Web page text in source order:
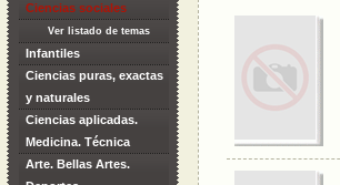
Ciencias sociales
Ver listado de temas
Infantiles
Ciencias puras, exactas
y naturales
Ciencias aplicadas.
Medicina. Técnica
Arte. Bellas Artes.